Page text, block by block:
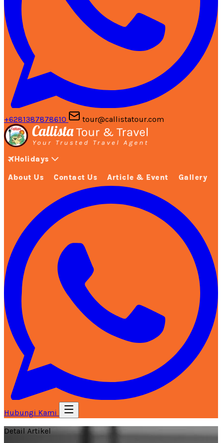
+6281387878610 tour@callistatour.com
Holidays
About Us Contact Us Article & Event Gallery
Hubungi Kami
Detail Artikel